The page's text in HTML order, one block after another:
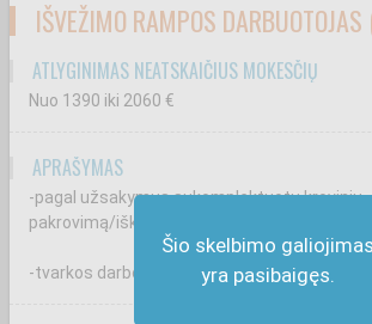
Šio skelbimo galiojimas
yra pasibaigęs.
IŠVEŽIMO RAMPOS
ATLYGINIMAS NEATSKAIČIUS MOKESČIŲ
Nuo 1390 iki 2060 €
APRAŠYMAS
-pagal užsakymus sukomplektuotų krovinių
pakrovimą/iškrovimą;
-tvarkos darbo vietoje palaikymą.